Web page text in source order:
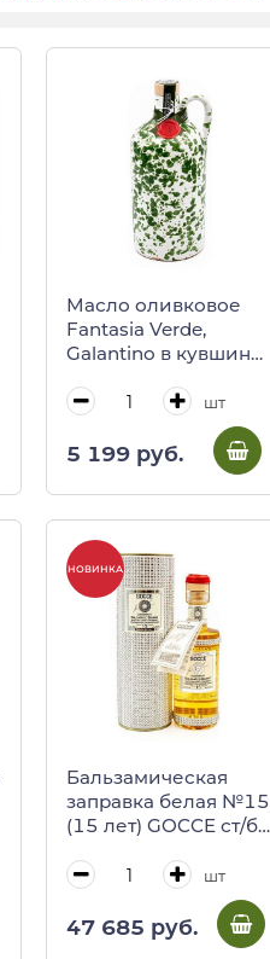
Масло оливковое
Fantasia Verde,
Galantino в кувшине,
шт
5 199 руб.
НОВИНКА
Бальзамическая
заправка белая №15
(15 лет) GOCCE ст/б
кристаллами, 250
шт
47 685 руб.